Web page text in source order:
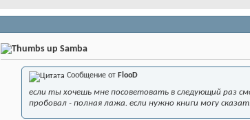
Samba
Сообщение от FlooD
если ты хочешь мне посоветовать в следующий раз
пробовал - полная лажа. если нужно книги могу